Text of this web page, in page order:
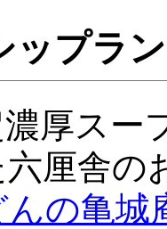
ップラ
濃厚ス
厘舎の
の亀城